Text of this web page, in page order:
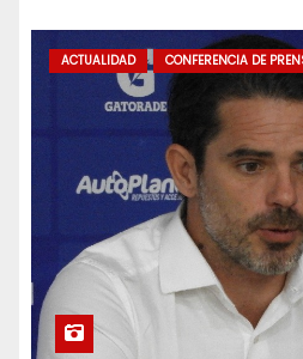
ACTUALIDAD CONFERENCIA DE